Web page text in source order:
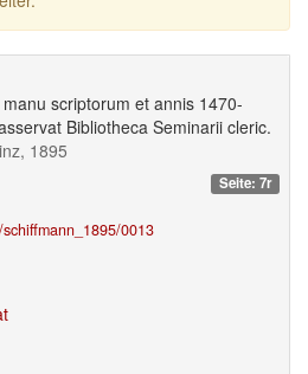
scriptorum et annis 1470-
Bibliotheca Seminarii cleric.
1895
Seite: 7r
0013